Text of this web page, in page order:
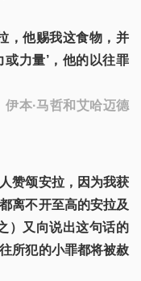
，他赐我这食物，并
力量’，他的以往罪
本·马哲和艾哈迈德
赞颂安拉，因为我获
离不开至高的安拉及
）又向说出这句话的
所犯的小罪都将被赦